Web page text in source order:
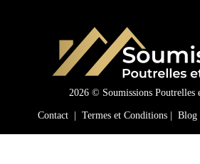
2026 © Soumissions Poutrelles
Contact| Termes et Conditions| Blog|